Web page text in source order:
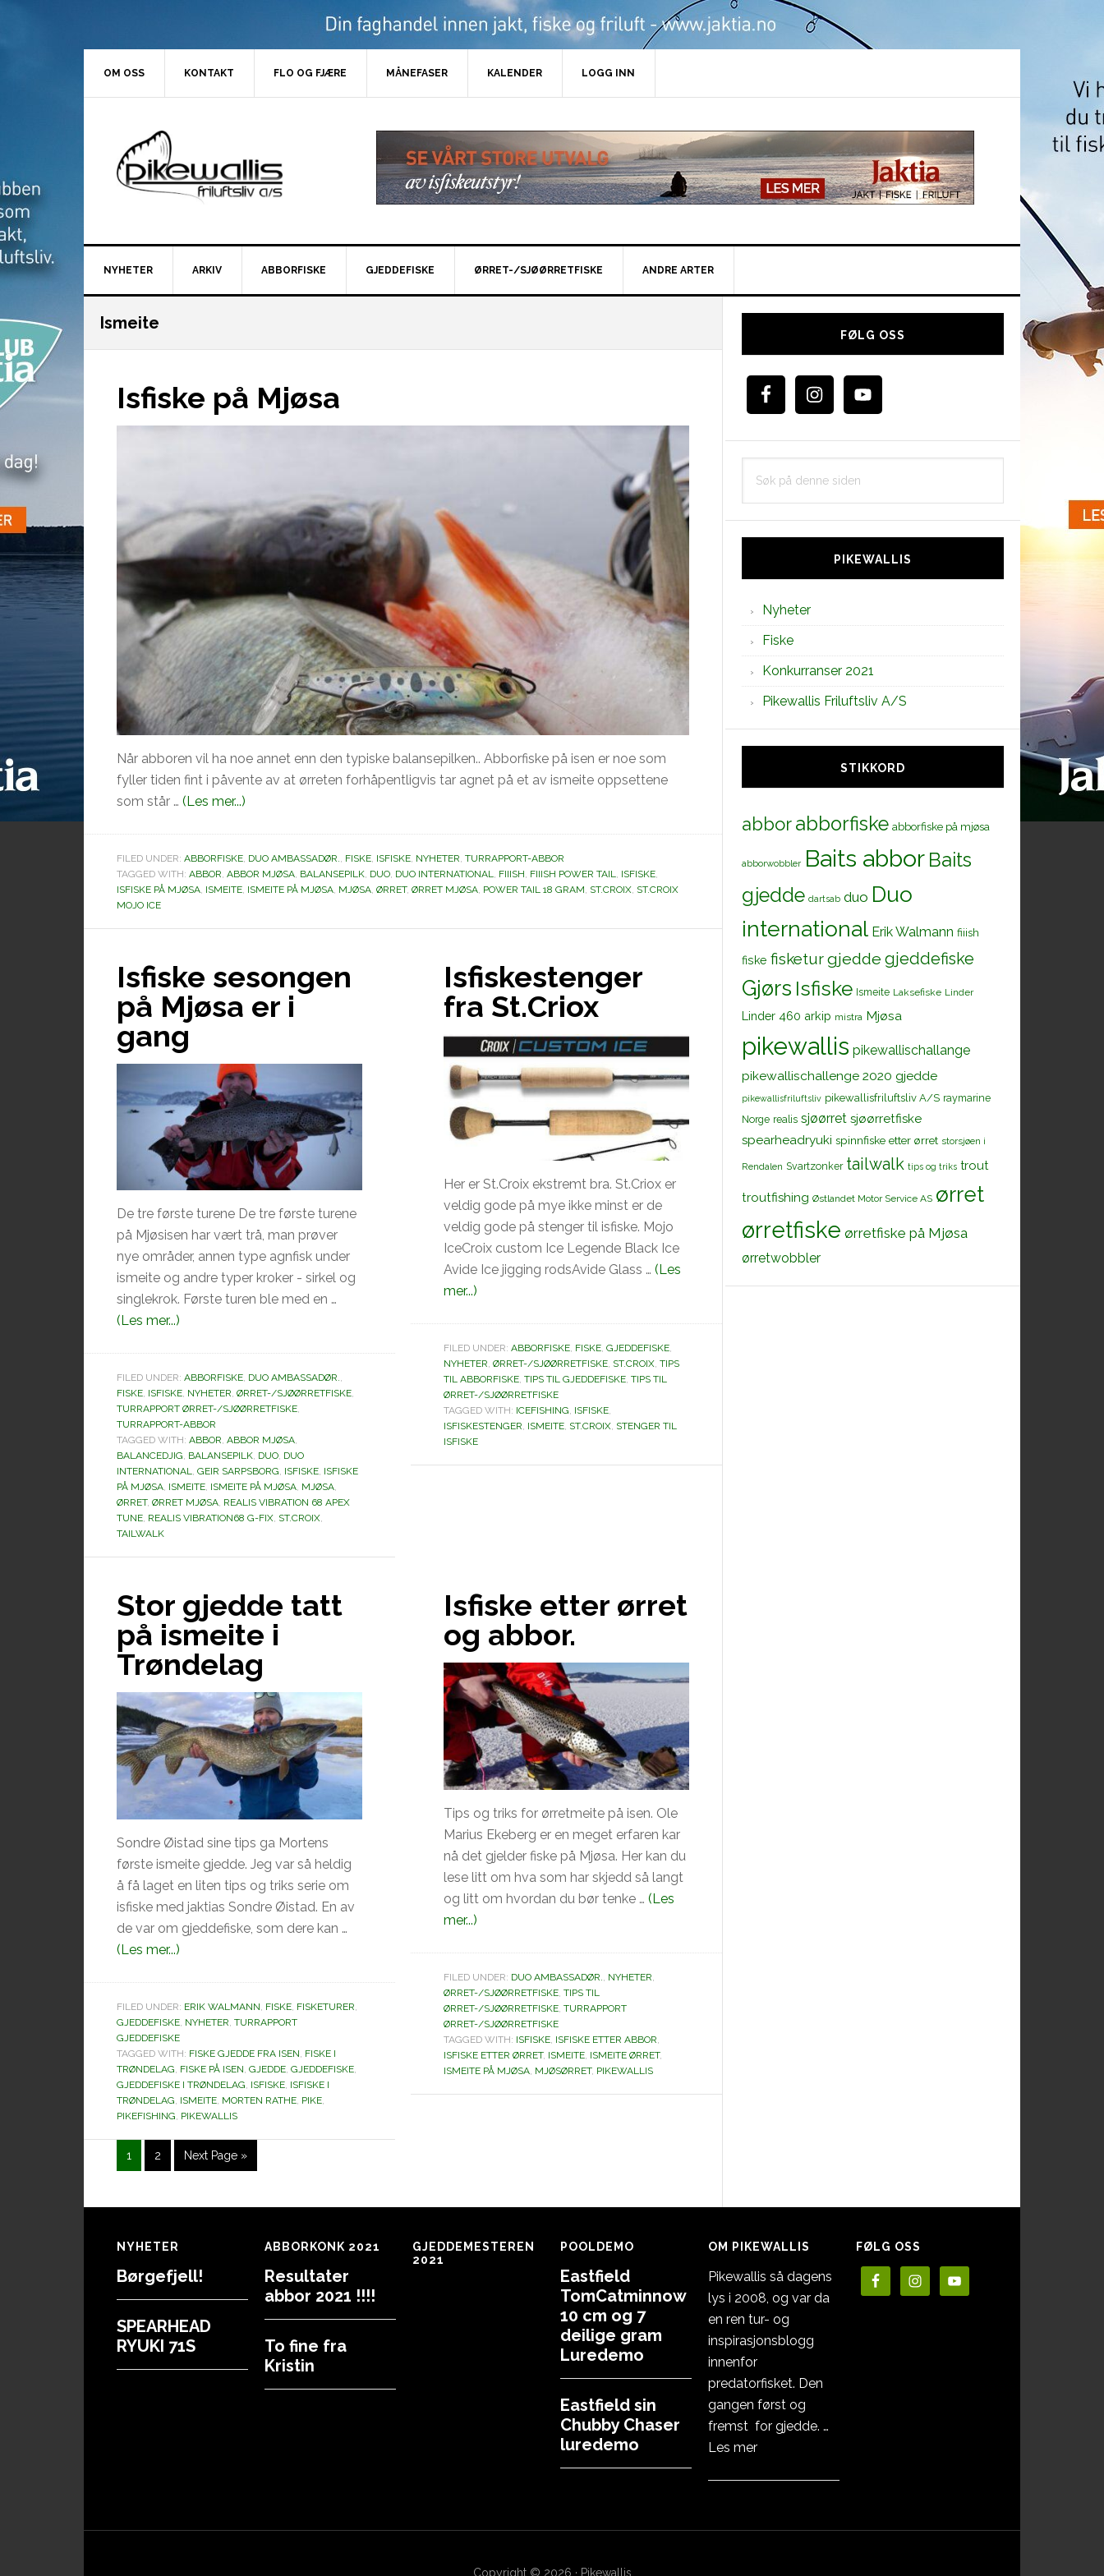
OM OSS KONTAKT FLO OG FJÆRE MÅNEFASER KALENDER LOGG INN
NYHETER ARKIV ABBORFISKE GJEDDEFISKE ØRRET-/SJØØRRETFISKE ANDRE ARTER
Ismeite
Isfiske på Mjøsa
Når abboren vil ha noe annet enn den typiske balansepilken.. Abborfiske på isen er noe som
fyller tiden fint i påvente av at ørreten forhåpentligvis tar agnet på et av ismeite oppsettene
som står … (Les mer...)
FILED UNDER: ABBORFISKE DUO AMBASSADØR. FISKE ISFISKE NYHETER TURRAPPORT-ABBOR
TAGGED WITH: ABBOR ABBOR MJØSA BALANSEPILK DUO DUO INTERNATIONAL FIIISH FIIISH POWER TAIL ISFISKE
ISFISKE PÅ MJØSA ISMEITE ISMEITE PÅ MJØSA MJØSA ØRRET, ØRRET MJØSA POWER TAIL 18 GRAM ST.CROIX ST.CROIX
MOJO ICE
Isfiske sesongen
på Mjøsa er i
gang
De tre første turene De tre første turene
på Mjøsisen har vært trå, man prøver
nye områder, annen type agnfisk under
ismeite og andre typer kroker - sirkel og
singlekrok. Første turen ble med en …
(Les mer...)
Mjøsa
er
i
gang
FILED UNDER: ABBORFISKE, DUO AMBASSADØR.,
FISKE, ISFISKE, NYHETER, ØRRET-/SJØØRRETFISKE,
TURRAPPORT ØRRET-/SJØØRRETFISKE,
TURRAPPORT-ABBOR
TAGGED WITH: ABBOR, ABBOR MJØSA,
BALANCEDJIG, BALANSEPILK, DUO, DUO
INTERNATIONAL, GEIR SARPSBORG, ISFISKE, ISFISKE
PÅ MJØSA, ISMEITE, ISMEITE PÅ MJØSA, MJØSA,
ØRRET, ØRRET MJØSA, REALIS VIBRATION 68 APEX
TUNE, REALIS VIBRATION68 G-FIX, ST.CROIX,
TAILWALK
Isfiskestenger
fra St.Criox
Her er St.Croix ekstremt bra. St.Criox er
veldig gode på mye ikke minst er de
veldig gode på stenger til isfiske. Mojo
IceCroix custom Ice Legende Black Ice
Avide Ice jigging rodsAvide Glass …(Les
mer...)
FILED UNDER:ABBORFISKE, FISKE,GJEDDEFISKE,
NYHETER,ØRRET-/SJØØRRETFISKE, ST.CROIX,TIPS
TIL ABBORFISKE,TIPS TIL GJEDDEFISKE,TIPS TIL
ØRRET-/SJØØRRETFISKE
TAGGED WITH: ICEFISHING, ISFISKE,
ISFISKESTENGER, ISMEITE, ST.CROIX, STENGER TIL
ISFISKE
Stor gjedde tatt
på ismeite i
Trøndelag
Sondre Øistad sine tips ga Mortens
første ismeite gjedde. Jeg var så heldig
å få laget en liten tips og triks serie om
isfiske med jaktias Sondre Øistad. En av
de var om gjeddefiske, som dere kan …
(Les mer...)
på
ismeite
i
Trøndelag
FILED UNDER: ERIK WALMANN FISKE FISKETURER
GJEDDEFISKE NYHETER TURRAPPORT
GJEDDEFISKE
TAGGED WITH: FISKE GJEDDE FRA ISEN FISKE I
TRØNDELAG FISKE PÅ ISEN GJEDDE GJEDDEFISKE
GJEDDEFISKE I TRØNDELAG ISFISKE ISFISKE I
TRØNDELAG ISMEITE MORTEN RATHE PIKE
PIKEFISHING PIKEWALLIS
Isfiske etter ørret
og abbor.
Tips og triks for ørretmeite på isen. Ole
Marius Ekeberg er en meget erfaren kar
nå det gjelder fiske på Mjøsa. Her kan du
lese litt om hva som har skjedd så langt
og litt om hvordan du bør tenke …(Les
mer...)
og
abbor.
FILED UNDER: DUO AMBASSADØR. NYHETER
ØRRET-/SJØØRRETFISKE ,TIPS TIL
ØRRET-/SJØØRRETFISKE ,TURRAPPORT
ØRRET-/SJØØRRETFISKE
TAGGED WITH: ISFISKE ISFISKE ETTER ABBOR
ISFISKE ETTER ØRRET, ISMEITE ISMEITE ØRRET,
ISMEITE PÅ MJØSA MJØSØRRET, PIKEWALLIS
Side
1 Side
2
Go
to
Next Page »
Hoved
FØLG OSS
PIKEWALLIS
Nyheter
Fiske
Konkurranser 2021
Pikewallis Friluftsliv A/S
STIKKORD
abborabborfiske abborfiske på mjøsa
abborwobbler Baits abbor Baits
gjedde dartsab duo Duo
international Erik Walmann fiiish
fiske fisketurgjedde gjeddefiske
Gjørs Isfiske Ismeite Laksefiske Linder
Linder 460 arkip mistra Mjøsa
pikewallis pikewallischallange
pikewallischallenge 2020 gjedde
pikewallisfriluftsliv pikewallisfriluftsliv A/S raymarine
Norge realis sjøørret sjøørretfiske
spearheadryuki spinnfiske etter ørret storsjøen i
Rendalen Svartzonker tailwalk tips og triks trout
troutfishing Østlandet Motor Service AS ørret
ørretfiske ørretfiske på Mjøsa
ørretwobbler
Footer
NYHETER
Børgefjell!
SPEARHEAD
RYUKI 71S
ABBORKONK 2021
Resultater
abbor 2021 !!!!
To fine fra
Kristin
GJEDDEMESTEREN
2021
POOLDEMO
Eastfield
TomCatminnow
10 cm og 7
deilige gram
Luredemo
Eastfield sin
Chubby Chaser
luredemo
OM PIKEWALLIS
Pikewallis så dagens
lys i 2008, og var da
en ren tur- og
inspirasjonsblogg
innenfor
predatorfisket. Den
gangen først og
fremst for gjedde. …
Les meromOm
FØLG OSS
Copyright © 2026 · Pikewallis